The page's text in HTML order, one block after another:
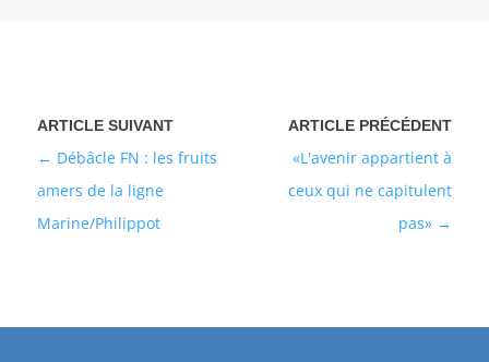
«L'avenir appartient à
ceux qui ne capitulent
pas»
Débâcle FN : les fruits
amers de la ligne
Marine/Philippot